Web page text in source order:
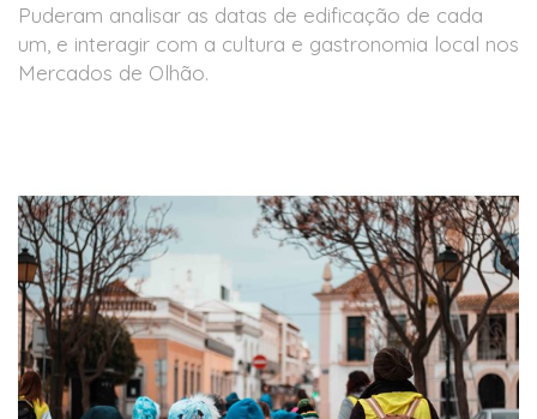
Puderam analisar as datas de edificação de cada
um, e interagir com a cultura e gastronomia local nos
Mercados de Olhão.